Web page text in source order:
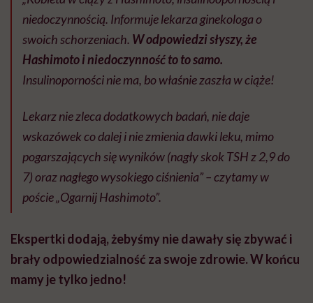
niedoczynnością. Informuje lekarza ginekologa o
swoich schorzeniach. W odpowiedzi słyszy, że
Hashimoto i niedoczynność to to samo.
Insulinoporności nie ma, bo właśnie zaszła w ciąże!
Lekarz nie zleca dodatkowych badań, nie daje
wskazówek co dalej i nie zmienia dawki leku, mimo
pogarszających się wyników (nagły skok TSH z 2,9 do
7) oraz nagłego wysokiego ciśnienia” – czytamy w
poście „Ogarnij Hashimoto”.
Ekspertki dodają, żebyśmy nie dawały się zbywać i
brały odpowiedzialność za swoje zdrowie. W końcu
mamy je tylko jedno!